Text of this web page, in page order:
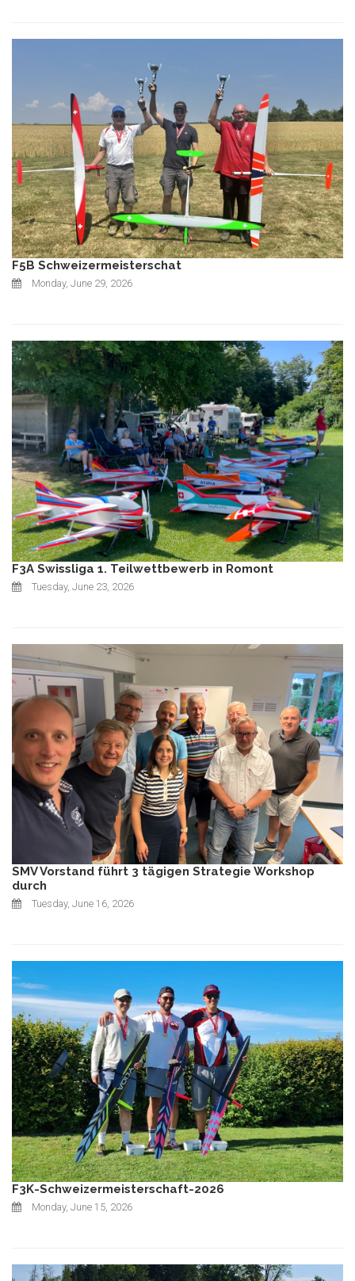
F5B Schweizermeisterschat
Monday, June 29, 2026
F3A Swissliga 1. Teilwettbewerb in Romont
Tuesday, June 23, 2026
SMV Vorstand führt 3 tägigen Strategie Workshop
durch
Tuesday, June 16, 2026
F3K-Schweizermeisterschaft-2026
Monday, June 15, 2026